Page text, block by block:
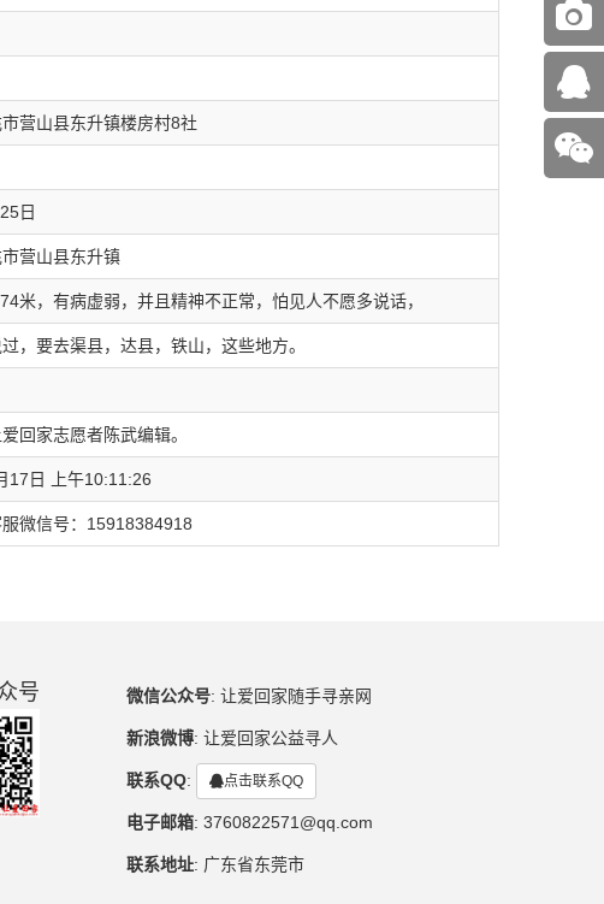
营山县东升镇楼房村8社
日
营山县东升镇
米，有病虚弱，并且精神不正常，怕见人不愿多说话，
，要去渠县，达县，铁山，这些地方。
回家志愿者陈武编辑。
17日 上午10:11:26
微信号：15918384918
号 微信公众号: 让爱回家随手寻亲网
新浪微博: 让爱回家公益寻人
联系QQ: 点击联系QQ
电子邮箱: 3760822571@qq.com
联系地址: 广东省东莞市